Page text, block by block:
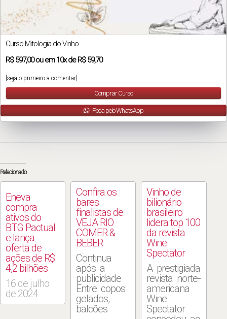
Curso Mitologia do Vinho
R$597,00ou em10xde R$ 59,70
[seja o primeiro a comentar]
Comprar Curso
Peça pelo WhatsApp
Relacionado
Eneva
compra
ativos do
BTG Pactual
e lança
oferta de
ações de R$
4,2 bilhões
16 de julho
de 2024
Confira os
bares
finalistas de
VEJA RIO
COMER &
BEBER
Continua
após a
publicidade
Entre copos
gelados,
balcões
Vinho de
bilionário
brasileiro
lidera top 100
da revista
Wine
Spectator
A prestigiada
revista norte-
americana
Wine
Spectator